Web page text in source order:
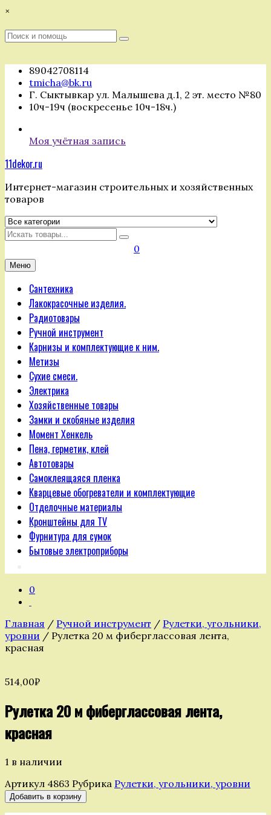
Перейти
содержимому
×
Поиск
Поиск
89042708114
tmicha@bk.ru
Г. Сыктывкар ул. Малышева д.1, 2 эт. место №80
10ч-19ч (воскресенье 10ч-18ч.)
Моя учётная запись
11dekor.ru
Интернет-магазин строительных и хозяйственных
товаров
Искать
0
Меню
Сантехника
Лакокрасочные изделия.
Радиотовары
Ручной инструмент
Карнизы и комплектующие к ним.
Метизы
Сухие смеси.
Электрика
Хозяйственные товары
Замки и скобяные изделия
Момент Хенкель
Пена, герметик, клей
Автотовары
Самоклеящаяся пленка
Кварцевые обогреватели и комплектующие
Отделочные материалы
Кронштейны для TV
Фурнитура для сумок
Бытовые электроприборы
0
Главная / Ручной инструмент / Рулетки, угольники,
уровни / Рулетка 20 м фиберглассовая лента,
красная
514,00₽
Рулетка 20 м фиберглассовая лента,
красная
1 в наличии
Артикул 4863 Рубрика Рулетки, угольники, уровни
Количество
товара
Добавить в корзину